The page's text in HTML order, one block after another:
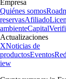
Empresa
Quiénes somos
reservasAfiliado
ambienteCapital
Actualizaciones
XNoticias de
productosEventos
iew